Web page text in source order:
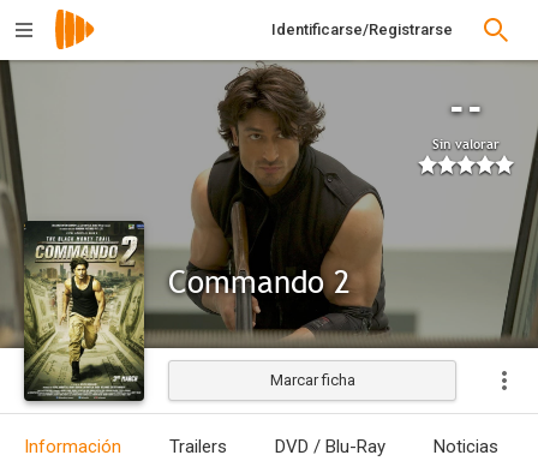
Identificarse/Registrarse
--
Sin valorar
Commando 2
Estrenada
Marcar ficha
Información Trailers DVD / Blu-Ray Noticias